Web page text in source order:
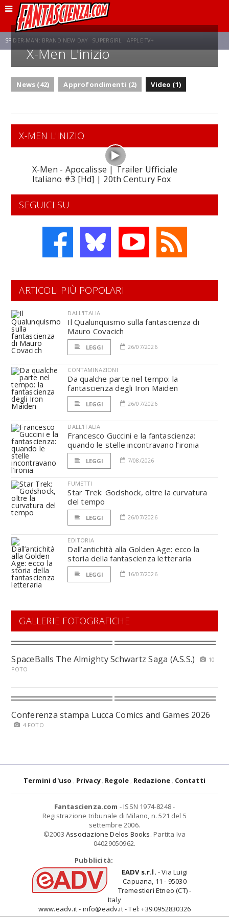
SPIDER-MAN: BRAND NEW DAY SUPERGIRL APPLE TV+
X-Men L'inizio
News (42) Approfondimenti (2) Video (1)
X-MEN L'INIZIO
X-Men - Apocalisse | Trailer Ufficiale
Italiano #3 [Hd] | 20th Century Fox
SEGUICI SU
ARTICOLI PIÙ POPOLARI
DALL'ITALIA
Il Qualunquismo sulla fantascienza di
Mauro Covacich
LEGGI 26/07/2026
CONTAMINAZIONI
Da qualche parte nel tempo: la
fantascienza degli Iron Maiden
LEGGI 26/07/2026
DALL'ITALIA
Francesco Guccini e la fantascienza:
quando le stelle incontravano l’ironia
LEGGI 7/08/2026
FUMETTI
Star Trek: Godshock, oltre la curvatura
del tempo
LEGGI 26/07/2026
EDITORIA
Dall’antichità alla Golden Age: ecco la
storia della fantascienza letteraria
LEGGI 16/07/2026
GALLERIE FOTOGRAFICHE
SpaceBalls The Almighty Schwartz Saga (A.S.S.)
10
FOTO
Conferenza stampa Lucca Comics and Games 2026
4 FOTO
Termini d'uso Privacy Regole Redazione Contatti
Fantascienza.com - ISSN 1974-8248 -
Registrazione tribunale di Milano, n. 521 del 5
settembre 2006.
©2003 Associazione Delos Books. Partita Iva
04029050962.
Pubblicità:
EADV s.r.l. - Via Luigi
Capuana, 11 - 95030
Tremestieri Etneo (CT) -
Italy
www.eadv.it - info@eadv.it - Tel: +39.0952830326